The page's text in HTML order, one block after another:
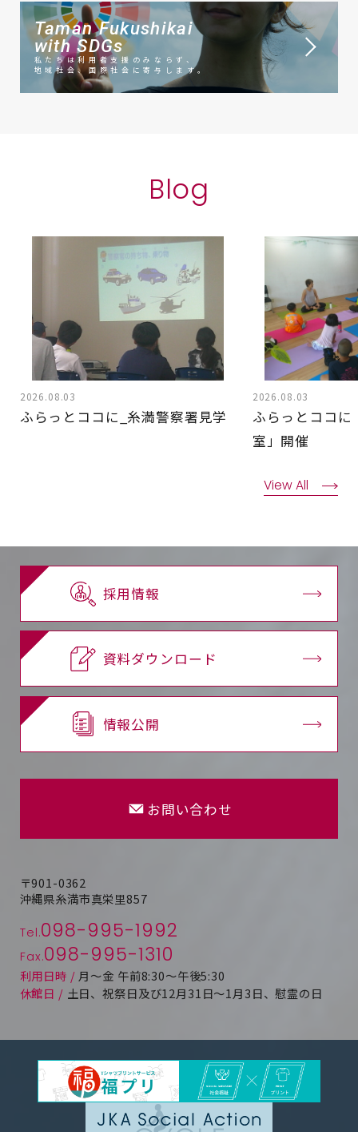
Taman Fukushikai
with SDGs
私たちは利用者支援のみならず、
地域社会、国際社会に寄与します。
Blog
2026.08.03
ふらっとココに_糸満警察署見学
2026.08.03
ふらっとココ
室」開催
View All
採用情報
資料ダウンロード
情報公開
お問い合わせ
〒901-0362
沖縄県糸満市真栄里857
Tel.098-995-1992
Fax.098-995-1310
利用日時 / 月～金 午前8:30～午後5:30
休館日 / 土日、祝祭日及び12月31日～1月3日、慰霊の日